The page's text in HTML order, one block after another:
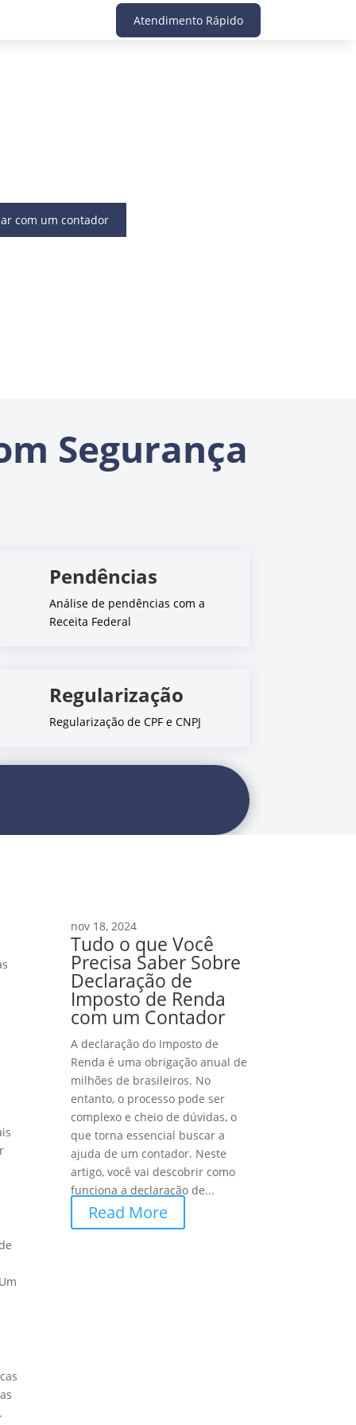
Atendimento Rápido
com um contador
Segurança
Pendências
Análise de pendências com a
Receita Federal
Regularização
Regularização de CPF e CNPJ
nov 18, 2024
Tudo o que Você
Precisa Saber Sobre
Declaração de
Imposto de Renda
com um Contador
A declaração do Imposto de
Renda é uma obrigação anual de
milhões de brasileiros. No
entanto, o processo pode ser
complexo e cheio de dúvidas, o
que torna essencial buscar a
ajuda de um contador. Neste
artigo, você vai descobrir como
funciona a declaração de...
Read More